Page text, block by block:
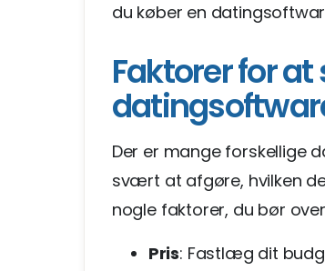
du køber en
Faktorer for
Der er mange forskellige
svært at afgøre, hvilken
nogle faktorer, du bør
Pris: Fastlæg dit